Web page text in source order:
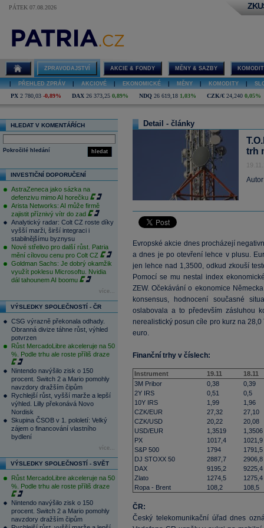
PÁTEK 07.08.2026
ZPRAVODAJSTVÍ AKCIE & FONDY MĚNY & SAZBY
PŘEHLED ZPRÁV AKCIOVÉ EKONOMICKÉ MĚNY KOMODITY
PX 2 780,03 -0,89% DAX 26 373,25 0,89% NDQ 26 619,18 1,03% CZK/€ 24,240 0,05%
HLEDAT V KOMENTÁŘÍCH
hledat
Pokročilé hledání
INVESTIČNÍ DOPORUČENÍ
AstraZeneca jako sázka na
defenzivu mimo AI horečku
Arista Networks: AI může firmě
zajistit příznivý vítr do zad
Analytický radar: Colt CZ roste díky
vyšší marži, širší integraci i
stabilnějšímu byznysu
Nové střelivo pro další růst. Patria
mění cílovou cenu pro Colt CZ
Goldman Sachs: Je dobrý okamžik
využít poklesu Microsoftu. Nvidia
dál tahounem AI boomu
více...
VÝSLEDKY SPOLEČNOSTÍ - ČR
CSG výrazně překonala odhady.
Obranná divize táhne růst, výhled
potvrzen
Růst MercadoLibre akceleruje na 50
%. Podle trhu ale roste příliš draze
Nintendo navýšilo zisk o 150
procent. Switch 2 a Mario pomohly
navzdory dražším čipům
Rychlejší růst, vyšší marže a lepší
výhled. Lilly překonává Novo
Nordisk
Skupina ČSOB v 1. pololetí: Velký
zájem o financování vlastního
bydlení
více...
VÝSLEDKY SPOLEČNOSTÍ - SVĚT
Růst MercadoLibre akceleruje na 50
%. Podle trhu ale roste příliš draze
Nintendo navýšilo zisk o 150
procent. Switch 2 a Mario pomohly
navzdory dražším čipům
Detail - články
trh
Evropské akcie dnes procházejí
a dnes je po otevření lehce v plusu.
jen lehce nad 1,3500, odkud zkouší
Pomocí se mu nestal index
ZEW. Očekávání o ekonomice
konsensus, hodnocení současné
oslabovala a to především zásluhou
nerealistický posun cíle pro kurz na
euro.
Finanční trhy v číslech:
Instrument 19.11
18.11
3M Pribor
0,38
0,39
2Y IRS
0,51
0,5
10Y IRS
1,99
1,96
CZK/EUR
27,32
27,10
CZK/USD
20,22
20,08
USD/EUR
1,3519
1,3506
PX
1017,4
1021,9
S&P 500
1794
1791,5
DJ STOXX 50
2887,7
2906,8
DAX
9195,2
9225,4
Zlato
1274,5
1275,4
Ropa - Brent
108,2 108,5
ČR:
Český telekomunikační úřad dnes